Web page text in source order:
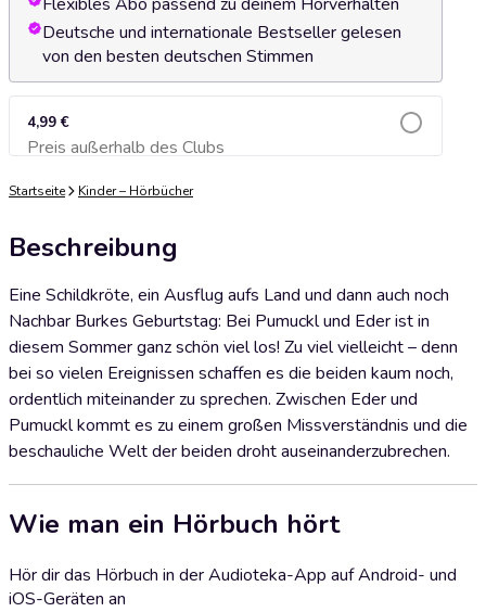
Deutsche und internationale Bestseller gelesen
von den besten deutschen Stimmen
4,99 €
Preis außerhalb des ClubsZum Warenkorb hinzufügen
Startseite Kinder – Hörbücher
Beschreibung
Eine Schildkröte, ein Ausflug aufs Land und dann auch noch
Nachbar Burkes Geburtstag: Bei Pumuckl und Eder ist in
diesem Sommer ganz schön viel los! Zu viel vielleicht – denn
bei so vielen Ereignissen schaffen es die beiden kaum noch,
ordentlich miteinander zu sprechen. Zwischen Eder und
Pumuckl kommt es zu einem großen Missverständnis und die
beschauliche Welt der beiden droht auseinanderzubrechen.
Wie man ein Hörbuch hört
Hör dir das Hörbuch in der Audioteka-App auf Android- und
iOS-Geräten an